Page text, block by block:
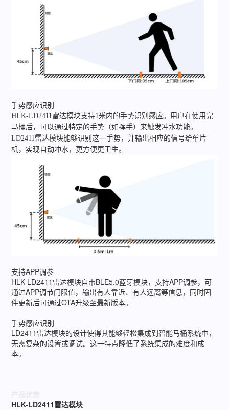
手势感应识别
HLK-LD2411雷达模块支持1米内的手势识别感应。 用户在使用完
马桶后，可以通过特定的手势（如挥手）来触发冲水功能。
LD2411雷达模块能够识别这一手势，并输出相应的信号给单片
机，实现自动冲水，更方便更卫生。
支持APP调参
HLK-LD2411雷达模块自带BLE5.0蓝牙模块，支持APP调参，可
通过APP调节门限值，输出有人靠近、有人远离等信息，同时固
件更新后可通过OTA升级至最新版本。
手势感应识别
LD2411雷达模块的设计使得其能够轻松集成到智能马桶系统中，
无需复杂的设置或调试。这一特点降低了系统集成的难度和成
本。
HLK-LD2411雷达模块